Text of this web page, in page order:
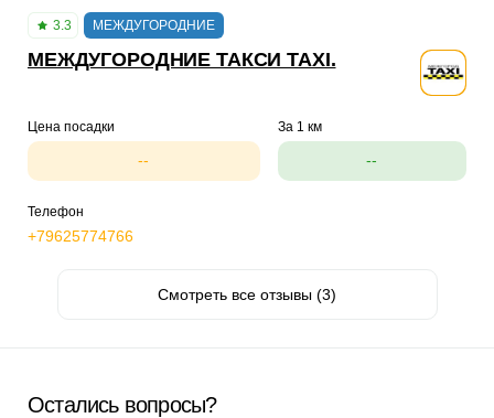
3.3 МЕЖДУГОРОДНИЕ
МЕЖДУГОРОДНИЕ ТАКСИ TAXI.
Цена посадки
--
За 1 км
--
Телефон
+79625774766
Смотреть все отзывы (3)
Остались вопросы?